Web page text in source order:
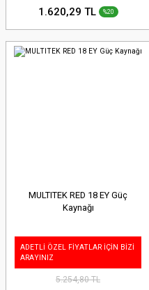
1.620,29 TL %20
MULTITEK RED 18 EY Güç
Kaynağı
ADETLİ ÖZEL FİYATLAR İÇİN BİZİ
ARAYINIZ
5.254,80 TL